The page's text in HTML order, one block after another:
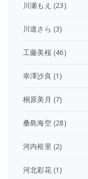
川瀬もえ (23)
川道さら (3)
工藤美桜(46)
幸澤沙良 (1)
桐原美月 (7)
桑島海空(28)
河内裕里 (2)
河北彩花(1)